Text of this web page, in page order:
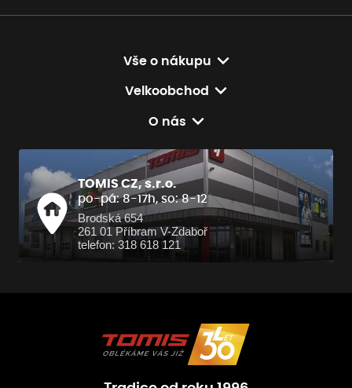
Vše o nákupu
Velkoobchod
O nás
TOMIS CZ, s.r.o.
po-pá: 8-17h, so: 8-12
Brodská 654
261 01 Příbram V-Zdaboř
telefon: 318 618 121